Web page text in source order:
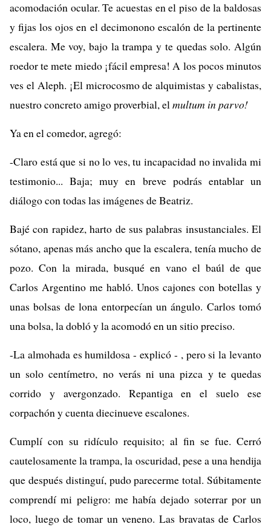
acomodación ocular. Te acuestas en el piso de la baldosas
y fijas los ojos en el decimonono escalón de la pertinente
escalera. Me voy, bajo la trampa y te quedas solo. Algún
roedor te mete miedo ¡fácil empresa! A los pocos minutos
ves el Aleph. ¡El microcosmo de alquimistas y cabalistas,
nuestro concreto amigo proverbial, elmultum in parvo!
Ya en el comedor, agregó:
-Claro está que si no lo ves, tu incapacidad no invalida mi
testimonio... Baja; muy en breve podrás entablar un
diálogo con todas las imágenes de Beatriz.
Bajé con rapidez, harto de sus palabras insustanciales. El
sótano, apenas más ancho que la escalera, tenía mucho de
pozo. Con la mirada, busqué en vano el baúl de que
Carlos Argentino me habló. Unos cajones con botellas y
unas bolsas de lona entorpecían un ángulo. Carlos tomó
una bolsa, la dobló y la acomodó en un sitio preciso.
-La almohada es humildosa - explicó - , pero si la levanto
un solo centímetro, no verás ni una pizca y te quedas
corrido y avergonzado. Repantiga en el suelo ese
corpachón y cuenta diecinueve escalones.
Cumplí con su ridículo requisito; al fin se fue. Cerró
cautelosamente la trampa, la oscuridad, pese a una hendija
que después distinguí, pudo parecerme total. Súbitamente
comprendí mi peligro: me había dejado soterrar por un
loco, luego de tomar un veneno. Las bravatas de Carlos